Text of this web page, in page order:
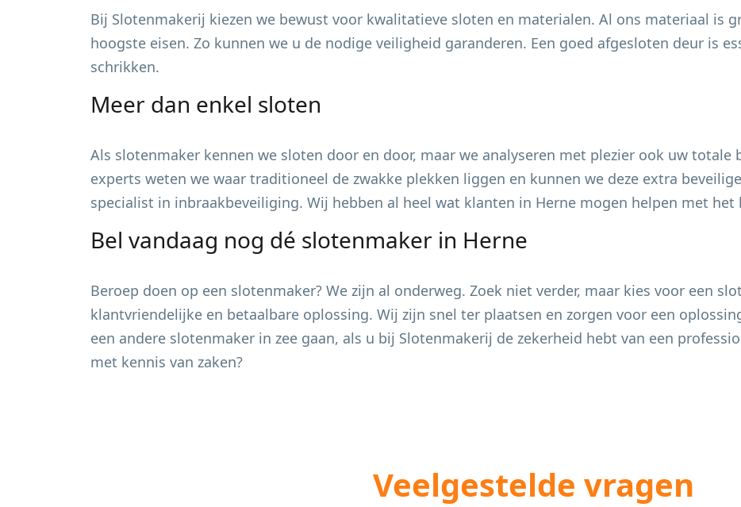
Bij Slotenmakerij kiezen we bewust voor kwalitatieve sloten en materialen. Al ons materiaal is
hoogste eisen. Zo kunnen we u de nodige veiligheid garanderen. Een goed afgesloten deur is
schrikken.
Meer dan enkel sloten
Als slotenmaker kennen we sloten door en door, maar we analyseren met plezier ook uw totale
experts weten we waar traditioneel de zwakke plekken liggen en kunnen we deze extra
specialist in inbraakbeveiliging. Wij hebben al heel wat klanten in Herne mogen helpen met het
Bel vandaag nog dé slotenmaker in Herne
Beroep doen op een slotenmaker? We zijn al onderweg. Zoek niet verder, maar kies voor een
klantvriendelijke en betaalbare oplossing. Wij zijn snel ter plaatsen en zorgen voor een
een andere slotenmaker in zee gaan, als u bij Slotenmakerij de zekerheid hebt van een
met kennis van zaken?
Veelgestelde vragen